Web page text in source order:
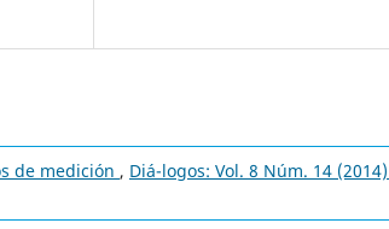
de medición , Diá-logos: Vol. 8 Núm. 14